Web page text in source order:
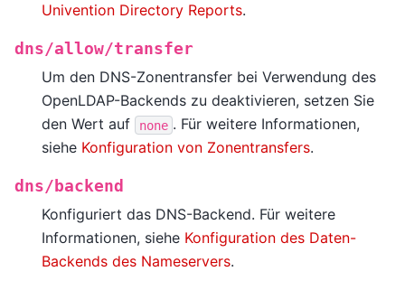
Univention Directory Reports.
dns/allow/transfer
Um den DNS-Zonentransfer bei Verwendung des
OpenLDAP-Backends zu deaktivieren, setzen Sie
den Wert auf
none . Für weitere Informationen,
siehe Konfiguration von Zonentransfers.
dns/backend
Konfiguriert das DNS-Backend. Für weitere
Informationen, siehe Konfiguration des Daten-
Backends des Nameservers.